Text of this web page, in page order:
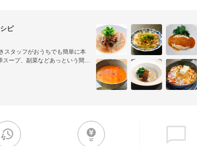
ピ
スタッフがおうちでも簡単に本
ープ、副菜などあっという間に